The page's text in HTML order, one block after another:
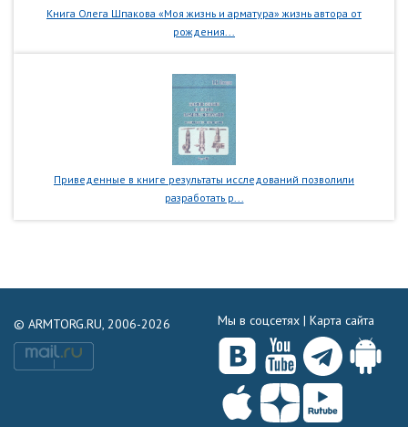
Книга Олега Шпакова «Моя жизнь и арматура» жизнь автора от
рождения...
Приведенные в книге результаты исследований позволили
разработать р...
© ARMTORG.RU, 2006-2026 Мы в соцсетях | Карта сайта